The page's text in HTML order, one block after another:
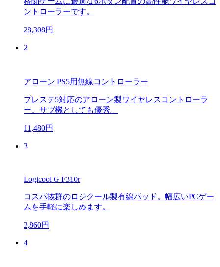
ントローラーです。
28,308円
2
アローン PS5用無線コントローラー
プレステ5対応のアローン製ワイヤレスコントローラ
ー。サブ機としても優秀。
11,480円
3
Logicool G F310r
コスパ抜群のロジクール製有線パッド。幅広いPCゲー
ムを手軽に楽しめます。
2,860円
4